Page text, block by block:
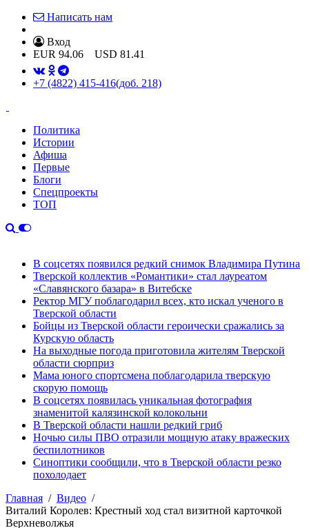
Написать нам
Вход
EUR 94.06 USD 81.41
+7 (4822) 415-416(доб. 218)
Политика
Истории
Афиша
Первые
Блоги
Спецпроекты
ТОП
В соцсетях появился редкий снимок Владимира Путина
Тверской коллектив «Романтики» стал лауреатом
«Славянского базара» в Витебске
Ректор МГУ поблагодарил всех, кто искал ученого в
Тверской области
Бойцы из Тверской области героически сражались за
Курскую область
На выходные погода приготовила жителям Тверской
области сюрприз
Мама юного спортсмена поблагодарила тверскую
скорую помощь
В соцсетях появилась уникальная фотография
знаменитой калязинской колокольни
В Тверской области нашли редкий гриб
Ночью силы ПВО отразили мощную атаку вражеских
беспилотников
Синоптики сообщили, что в Тверской области резко
похолодает
Главная
Видео
Виталий Королев: Крестный ход стал визитной карточкой
Верхневолжья